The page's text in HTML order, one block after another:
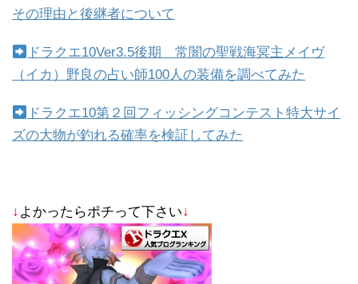
その理由と後継者について
ドラクエ10Ver3.5後期 常闇の聖戦海冥主メイヴ
（イカ）野良の占い師100人の装備を調べてみた
ドラクエ10第２回フィッシングコンテスト特大サイ
ズの大物が釣れる確率を検証してみた
↓ よかったらポチって下さい↓